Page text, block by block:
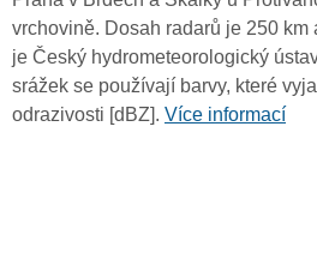
vrchovině. Dosah radarů je 250
je Český hydrometeorologický
srážek se používají barvy, které
odrazivosti [dBZ]. Více informací